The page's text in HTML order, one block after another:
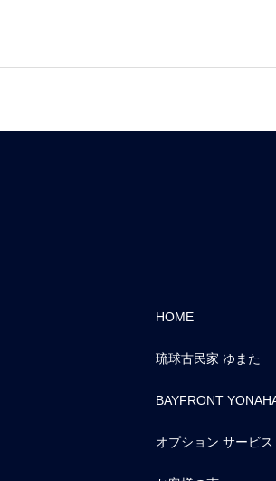
HOME
琉球古民家 ゆまた
BAYFRONT
オプション サービス